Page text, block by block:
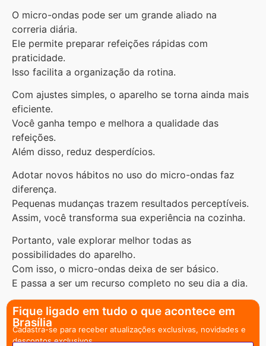
O micro-ondas pode ser um grande aliado na
correria diária.
Ele permite preparar refeições rápidas com
praticidade.
Isso facilita a organização da rotina.
Com ajustes simples, o aparelho se torna ainda mais
eficiente.
Você ganha tempo e melhora a qualidade das
refeições.
Além disso, reduz desperdícios.
Adotar novos hábitos no uso do micro-ondas faz
diferença.
Pequenas mudanças trazem resultados perceptíveis.
Assim, você transforma sua experiência na cozinha.
Portanto, vale explorar melhor todas as
possibilidades do aparelho.
Com isso, o micro-ondas deixa de ser básico.
E passa a ser um recurso completo no seu dia a dia.
Fique ligado em tudo o que acontece em
Brasília
Cadastra-se para receber atualizações exclusivas, novidades e
descontos exclusivos.